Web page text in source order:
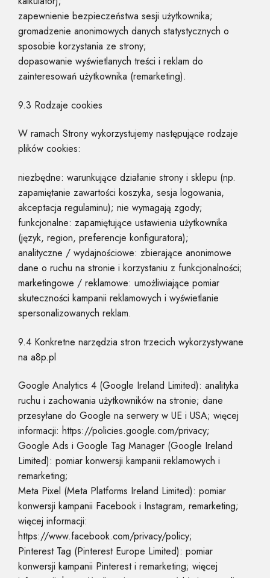
zapewnienie bezpieczeństwa sesji użytkownika;
gromadzenie anonimowych danych statystycznych o
sposobie korzystania ze strony;
dopasowanie wyświetlanych treści i reklam do
zainteresowań użytkownika (remarketing).
9.3 Rodzaje cookies
W ramach Strony wykorzystujemy następujące rodzaje
plików cookies:
niezbędne: warunkujące działanie strony i sklepu (np.
zapamiętanie zawartości koszyka, sesja logowania,
akceptacja regulaminu); nie wymagają zgody;
funkcjonalne: zapamiętujące ustawienia użytkownika
(język, region, preferencje konfiguratora);
analityczne / wydajnościowe: zbierające anonimowe
dane o ruchu na stronie i korzystaniu z funkcjonalności;
marketingowe / reklamowe: umożliwiające pomiar
skuteczności kampanii reklamowych i wyświetlanie
spersonalizowanych reklam.
9.4 Konkretne narzędzia stron trzecich wykorzystywane
na a8p.pl
Google Analytics 4 (Google Ireland Limited): analityka
ruchu i zachowania użytkowników na stronie; dane
przesyłane do Google na serwery w UE i USA; więcej
informacji: https://policies.google.com/privacy;
Google Ads i Google Tag Manager (Google Ireland
Limited): pomiar konwersji kampanii reklamowych i
remarketing;
Meta Pixel (Meta Platforms Ireland Limited): pomiar
konwersji kampanii Facebook i Instagram, remarketing;
więcej informacji:
https://www.facebook.com/privacy/policy;
Pinterest Tag (Pinterest Europe Limited): pomiar
konwersji kampanii Pinterest i remarketing; więcej